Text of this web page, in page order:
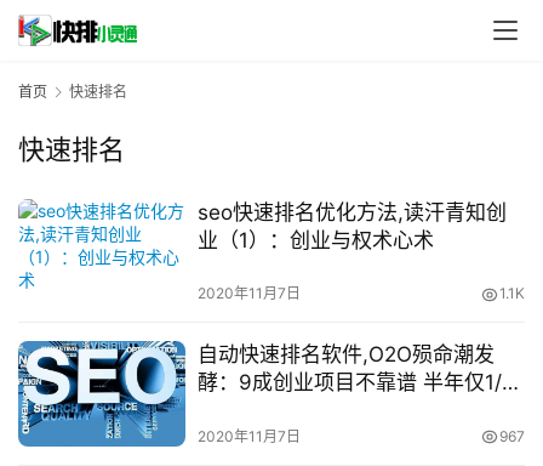
首页 快速排名
快速排名
seo快速排名优化方法,读汗青知创
业（1）：创业与权术心术
2020年11月7日 1.1K
自动快速排名软件,O2O殒命潮发
酵：9成创业项目不靠谱 半年仅1/4
2020年11月7日 967